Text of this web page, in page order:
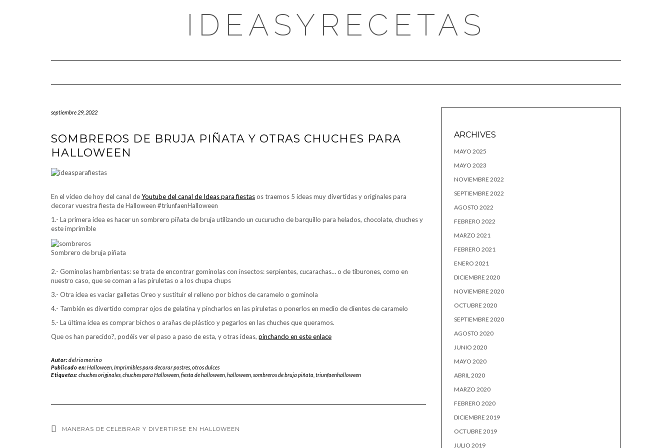
IDEASYRECETAS
septiembre 29, 2022
SOMBREROS DE BRUJA PIÑATA Y OTRAS CHUCHES PARA
HALLOWEEN
En el vídeo de hoy del canal deYoutube del canal de Ideas para fiestasos traemos 5 ideas muy divertidas y originales para
decorar vuestra fiesta de Halloween #triunfaenHalloween
1.- La primera idea es hacer un sombrero piñata de bruja utilizando un cucurucho de barquillo para helados, chocolate, chuches y
este imprimible
Sombrero de bruja piñata
2.- Gominolas hambrientas: se trata de encontrar gominolas con insectos: serpientes, cucarachas… o de tiburones, como en
nuestro caso, que se coman a las piruletas o a los chupa chups
3.- Otra idea es vaciar galletas Oreo y sustituir el relleno por bichos de caramelo o gominola
4.- También es divertido comprar ojos de gelatina y pincharlos en las piruletas o ponerlos en medio de dientes de caramelo
5.- La última idea es comprar bichos o arañas de plástico y pegarlos en las chuches que queramos.
Que os han parecido?, podéis ver el paso a paso de esta, y otras ideas, pinchando en este enlace
Autor:delriomerino
Publicado en:Halloween ,Imprimibles para decorar postres ,otros dulces
Etiquetas: chuches originales, chuches para Halloween, fiesta de halloween, halloween, sombreros de bruja piñata triunfaenhalloween
MANERAS DE CELEBRAR Y DIVERTIRSE EN HALLOWEEN
ARCHIVES
MAYO 2025
MAYO 2023
NOVIEMBRE 2022
SEPTIEMBRE 2022
AGOSTO 2022
FEBRERO 2022
MARZO 2021
FEBRERO 2021
ENERO 2021
DICIEMBRE 2020
NOVIEMBRE 2020
OCTUBRE 2020
SEPTIEMBRE 2020
AGOSTO 2020
JUNIO 2020
MAYO 2020
ABRIL 2020
MARZO 2020
FEBRERO 2020
DICIEMBRE 2019
OCTUBRE 2019
JULIO 2019